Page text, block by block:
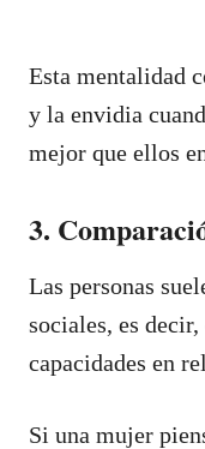
Esta mentalidad
y la envidia
mejor que ellos
3.
Las personas
sociales, es
capacidades en
Si una mujer